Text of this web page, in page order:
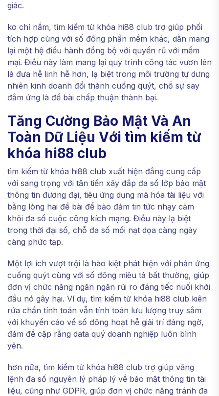
giác.
ko chỉ nắm, tìm kiếm từ khóa hi88 club trợ giúp phối
tích hợp cùng với số đông phần mềm khác, dẫn mang
lại một hệ điều hành đồng bộ với quyến rũ với mềm
mại. Điều này làm mang lại quy trình công tác vươn lên
là đưa hễ linh hễ hơn, lạ biệt trong môi trường tự dưng
nhiên kinh doanh đổi thành cuống quýt, chỗ sự say
đắm ứng là đề bài chấp thuận thành bại.
Tăng Cường Bảo Mật Và An
Toàn Dữ Liệu Với tìm kiếm từ
khóa hi88 club
tìm kiếm từ khóa hi88 club xuất hiện đẳng cung cấp
với sang trọng với tân tiến xây đắp đa số lớp bảo mật
thông tin đương đại, tiêu ứng dụng mã hóa tài liệu với
bằng lòng hai đề bài để bảo đảm tin tức nhạy cảm
khỏi đa số cuộc công kích mạng. Điều này lạ biệt
trong thời đại số, chỗ đa số mối nạt dọa càng ngày
càng phức tạp.
Một lợi ích vượt trội là hào kiệt phát hiện với phản ứng
cuống quýt cùng với số đông miêu tả bất thường, giúp
đơn vị chức năng ngăn ngăn rủi ro đáng tiếc nuối khởi
đầu nó gây hại. Ví dụ, tìm kiếm từ khóa hi88 club kiên
rứa chắn tính toán vẫn tính toán lưu lượng truy sắm
với khuyến cáo về số đông hoạt hễ giải trí đáng ngờ,
đảm đề cập rằng data quý doanh nghiệp luôn bình
yên.
hơn nữa, tìm kiếm từ khóa hi88 club trợ giúp vâng
lệnh đa số nguyên lý pháp lý về bảo mật thông tin tài
liệu, cũng như GDPR, giúp đơn vị chức năng tránh đa